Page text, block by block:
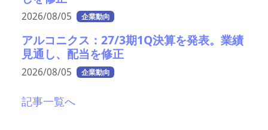
2026/08/05 企業動向
アルコニクス：27/3期1Q決算を発表。業績
見通し、配当を修正
2026/08/05 企業動向
記事一覧へ